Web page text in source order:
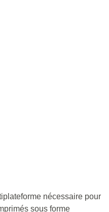
nécessaire pour
sous forme